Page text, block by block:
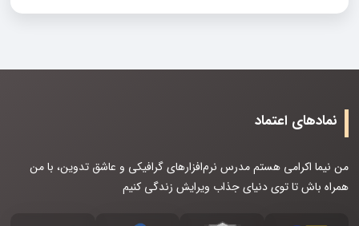
نمادهای اعتماد
من نیما اکرامی هستم مدرس نرم‌افزارهای گرافیکی و عاشق تدوین، با من
همراه باش تا توی دنیای جذاب ویرایش زندگی کنیم